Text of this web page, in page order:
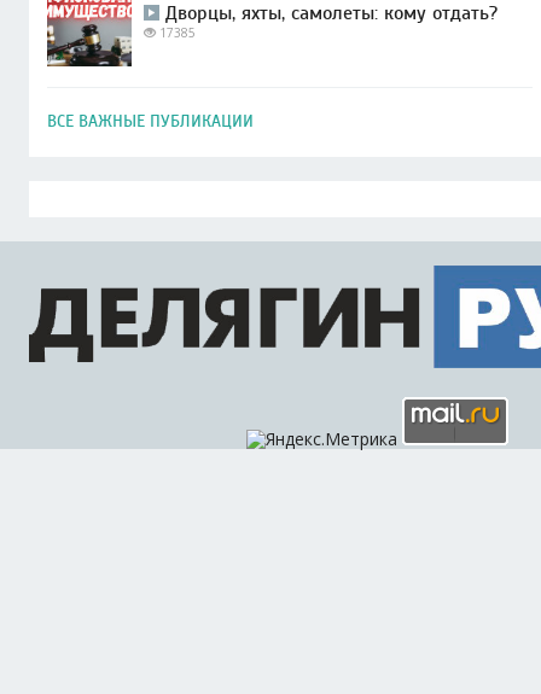
Дворцы, яхты, самолеты: кому отдать?
17385
ВСЕ ВАЖНЫЕ ПУБЛИКАЦИИ